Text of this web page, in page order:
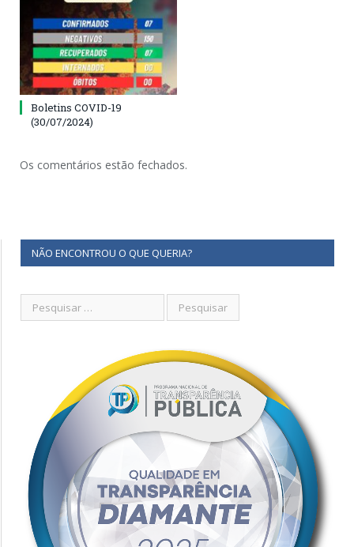
Boletins COVID-19
(30/07/2024)
Os comentários estão fechados.
NÃO ENCONTROU O QUE QUERIA?